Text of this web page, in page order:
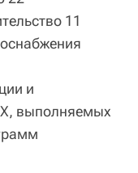
11
и
выполняемых